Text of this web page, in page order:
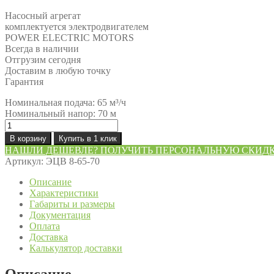
Насосный агрегат
комплектуется электродвигателем
POWER ELECTRIC MOTORS
Всегда в наличии
Отгрузим сегодня
Доставим в любую точку
Гарантия
Номинальная подача: 65 м³/ч
Номинальный напор: 70 м
Количество
товара
Насос
ЭЦВ
8-
В корзину Купить в 1 клик
НАШЛИ ДЕШЕВЛЕ? ПОЛУЧИТЬ ПЕРСОНАЛЬНУЮ
Артикул: ЭЦВ 8-65-70
Описание
Характеристики
Габариты и размеры
Документация
Оплата
Доставка
Калькулятор доставки